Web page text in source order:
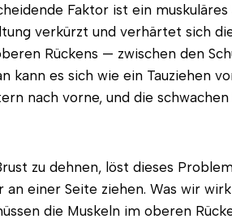
Faktor ist ein
verkürzt und verhärtet sich
Rückens — zwischen den
kann es sich wie ein Tauziehen
nach vorne, und die
zu dehnen, löst dieses
an einer Seite ziehen. Was wir
die Muskeln im oberen